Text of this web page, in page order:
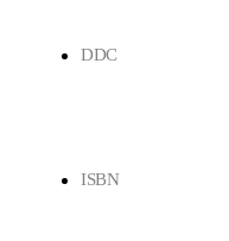
DDC
ISBN